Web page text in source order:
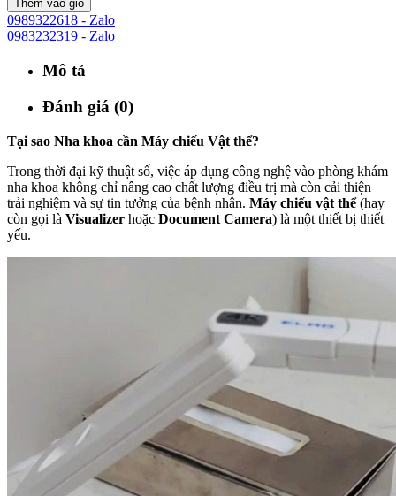
Thêm vào giỏ
0989322618 - Zalo
0983232319 - Zalo
Mô tả
Đánh giá (0)
Tại sao Nha khoa cần Máy chiếu Vật thể?
Trong thời đại kỹ thuật số, việc áp dụng công nghệ vào phòng khám
nha khoa không chỉ nâng cao chất lượng điều trị mà còn cải thiện
trải nghiệm và sự tin tưởng của bệnh nhân. Máy chiếu vật thể(hay
còn gọi là Visualizer hoặc Document Camera) là một thiết bị thiết
yếu.